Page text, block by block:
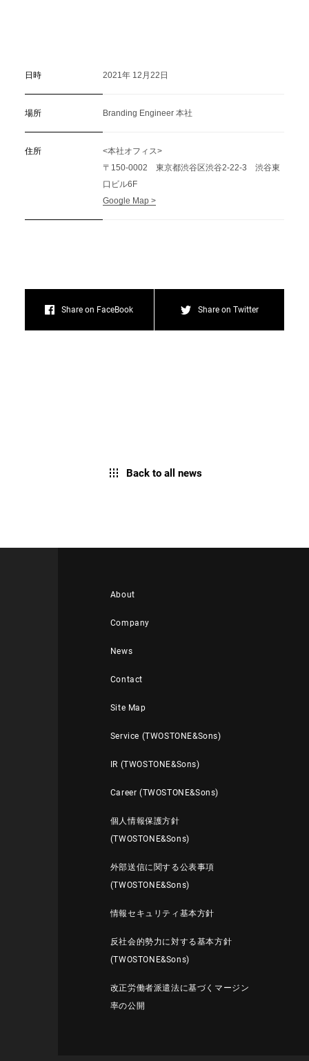
日時 2021年 12月22日
場所 Branding Engineer 本社
住所
<本社オフィス>
〒150-0002 東京都渋谷区渋谷2-22-3 渋谷東
口ビル6F
Google Map >
Share on FaceBook Share on Twitter
Back to all news
About
Company
News
Contact
Site Map
Service (TWOSTONE&Sons)
IR (TWOSTONE&Sons)
Career (TWOSTONE&Sons)
個人情報保護方針
(TWOSTONE&Sons)
外部送信に関する公表事項
(TWOSTONE&Sons)
情報セキュリティ基本方針
反社会的勢力に対する基本方針
(TWOSTONE&Sons)
改正労働者派遣法に基づくマージン
率の公開